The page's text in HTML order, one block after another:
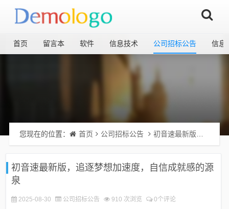
首页 留言本 软件 信息技术 公司招标公告 信息
您现在的位置： 首页 公司招标公告 初音速最新版，追逐梦想加速度，自信成就感的源泉
初音速最新版，追逐梦想加速度，自信成就感的源
泉
2025-08-30 公司招标公告 910 次浏览 0个评论